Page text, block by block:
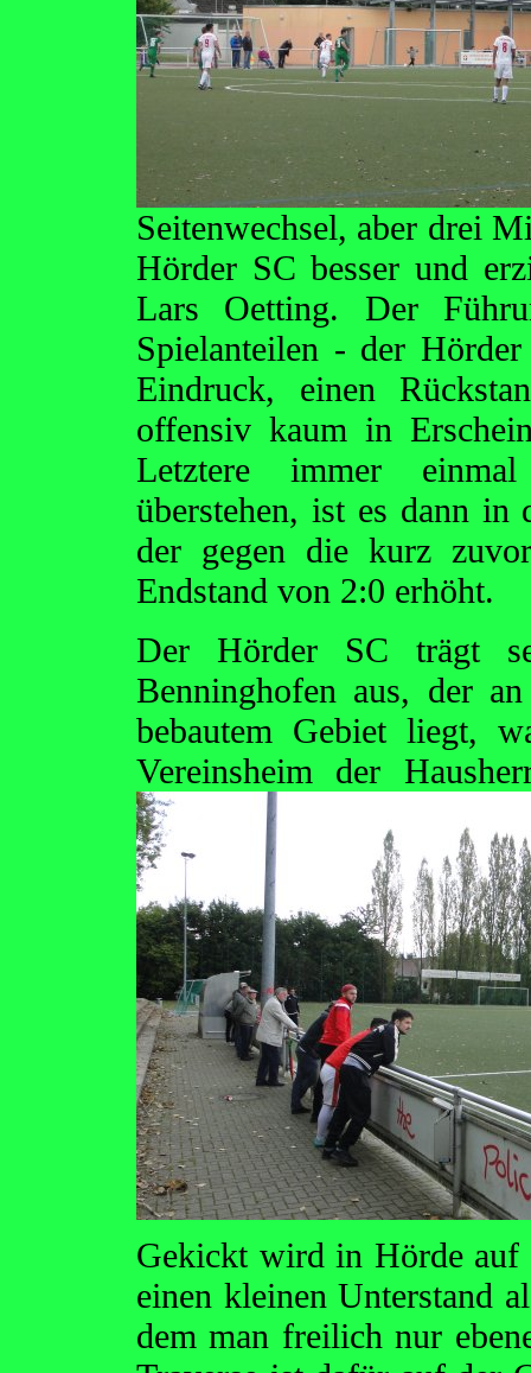
Seitenwechsel, aber drei
Hörder SC besser und
Lars Oetting. Der
Spielanteilen - der
Eindruck, einen
offensiv kaum in
Letztere immer
überstehen, ist es dann
der gegen die kurz
Endstand von 2:0 erhöht.
Der Hörder SC trägt
Benninghofen aus, der
bebautem Gebiet liegt,
Vereinsheim der
Gekickt wird in Hörde auf
einen kleinen Unterstand
dem man freilich nur